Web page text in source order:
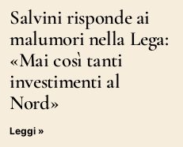
Salvini risponde ai
malumori nella Lega:
«Mai così tanti
investimenti al
Nord»
Leggi »